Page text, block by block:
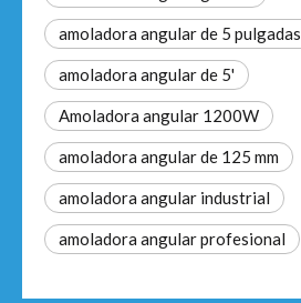
amoladora angular de 5 pulgadas
amoladora angular de 5'
Amoladora angular 1200W
amoladora angular de 125 mm
amoladora angular industrial
amoladora angular profesional